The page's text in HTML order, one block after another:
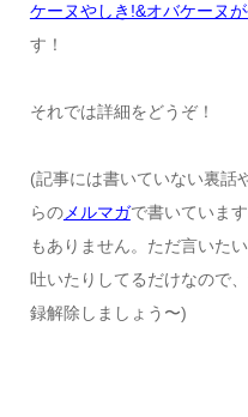
ケーヌやしき!&オバケーヌ
す！
それでは詳細をどうぞ！
(記事には書いていない裏話
らのメルマガで書いていま
もありません。ただ言いた
吐いたりしてるだけなので
録解除しましょう〜)